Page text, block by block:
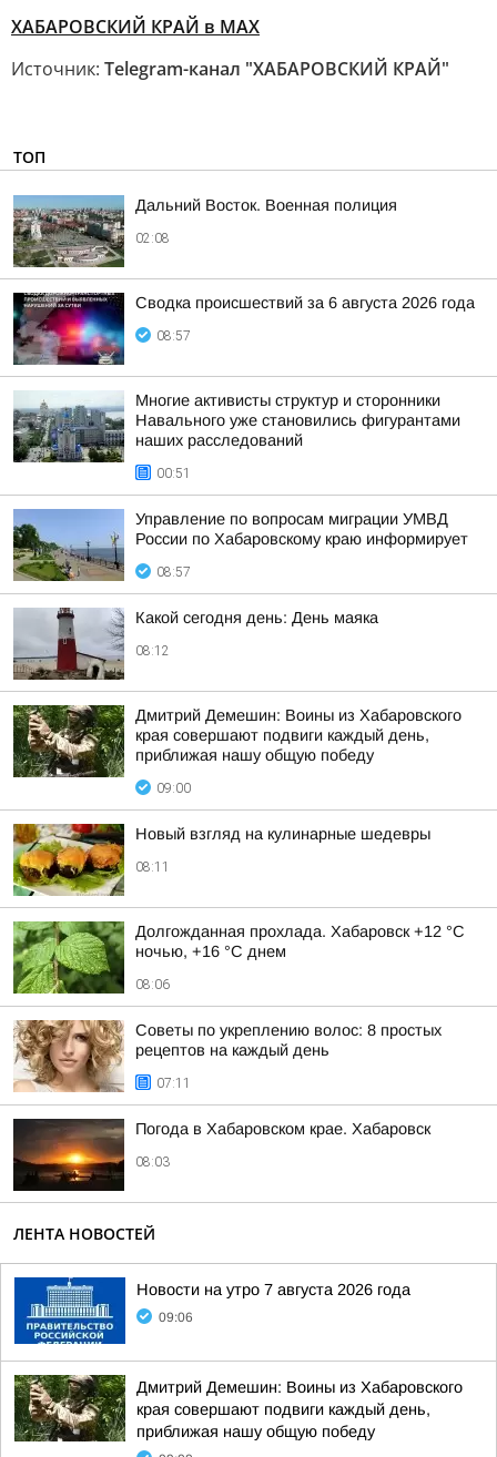
ХАБАРОВСКИЙ КРАЙ в МАХ
Источник: Telegram-канал "ХАБАРОВСКИЙ КРАЙ"
ТОП
Дальний Восток. Военная полиция
02:08
Сводка происшествий за 6 августа 2026 года
08:57
Многие активисты структур и сторонники
Навального уже становились фигурантами
наших расследований
00:51
Управление по вопросам миграции УМВД
России по Хабаровскому краю информирует
08:57
Какой сегодня день: День маяка
08:12
Дмитрий Демешин: Воины из Хабаровского
края совершают подвиги каждый день,
приближая нашу общую победу
09:00
Новый взгляд на кулинарные шедевры
08:11
Долгожданная прохлада. Хабаровск +12 °C
ночью, +16 °C днем
08:06
Советы по укреплению волос: 8 простых
рецептов на каждый день
07:11
Погода в Хабаровском крае. Хабаровск
08:03
ЛЕНТА НОВОСТЕЙ
Новости на утро 7 августа 2026 года
09:06
Дмитрий Демешин: Воины из Хабаровского
края совершают подвиги каждый день,
приближая нашу общую победу